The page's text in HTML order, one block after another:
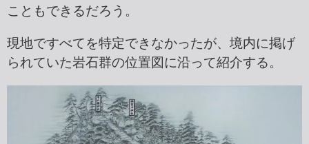
こともできるだろう。
現地ですべてを特定できなかったが、境内に掲げ
られていた岩石群の位置図に沿って紹介する。